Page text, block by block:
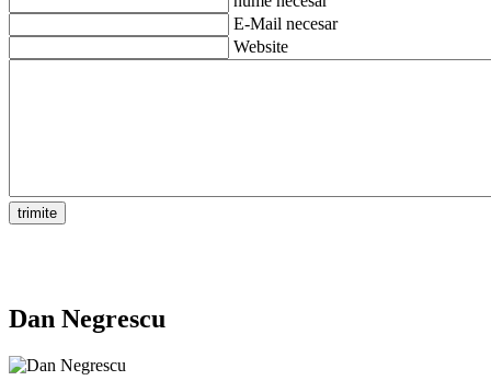
E-Mail necesar
Website
Dan Negrescu